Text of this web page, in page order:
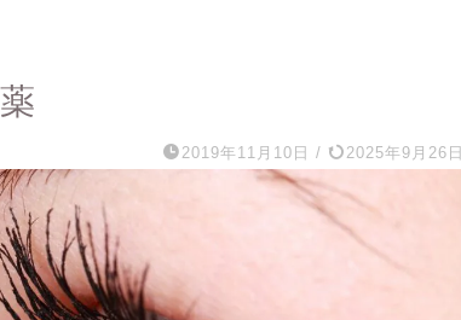
2019年11月10日 / 2025年9月26日